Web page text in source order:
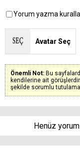
Yorum yazma
Avatar Seç
Önemli Not: Bu
kendilerine ait
şekilde sorumlu
Henüz